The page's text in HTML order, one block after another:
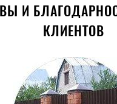
И
КЛИЕНТОВ